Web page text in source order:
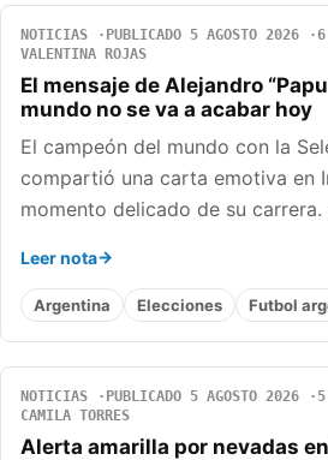
NOTICIAS PUBLICADO 5 AGOSTO 2026
6
VALENTINA ROJAS
El mensaje de Alejandro
mundo no se va a acabar hoy
El campeón del mundo con la
compartió una carta emotiva en
momento delicado de su
Leer nota
Argentina Elecciones Futbol
NOTICIAS PUBLICADO 5 AGOSTO 2026
CAMILA TORRES
Alerta amarilla por nevadas